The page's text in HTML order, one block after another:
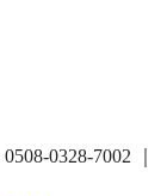
0508-0328-7002